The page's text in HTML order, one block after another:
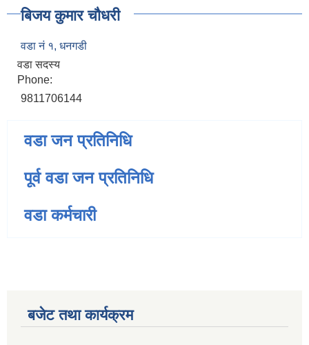
बिजय कुमार चौधरी
वडा नं‌ १, धनगडी
वडा सदस्य
Phone:
9811706144
वडा जन प्रतिनिधि
पूर्व वडा जन प्रतिनिधि
वडा कर्मचारी
बजेट तथा कार्यक्रम